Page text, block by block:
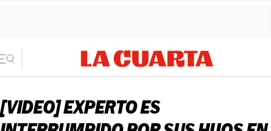
[VIDEO] EXPERTO ES